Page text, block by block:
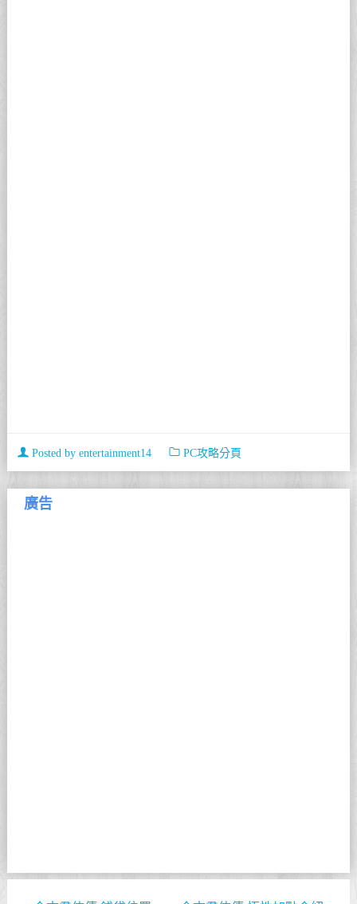
Posted by entertainment14 PC攻略分頁
廣告